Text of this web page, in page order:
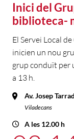
Inici del
biblioteca-
El Servei Local
inicien un nou
grup conduït per
a 13 h.
Av. Josep
Viladecans
A les 12.00 h